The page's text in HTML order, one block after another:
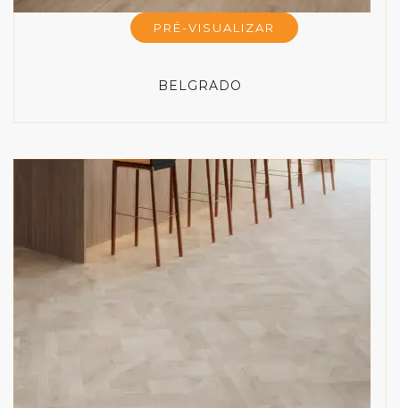
PRÉ-VISUALIZAR
BELGRADO